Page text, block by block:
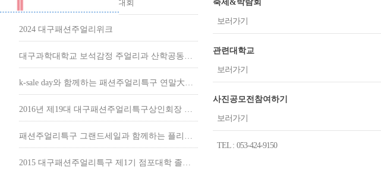
2024 미즈 주얼리모델 선발대회
2024 대구패션주얼리위크
축제&박람회
보러가기
관련대학교
보러가기
사진공모전참여하기
보러가기
TEL : 053-424-9150